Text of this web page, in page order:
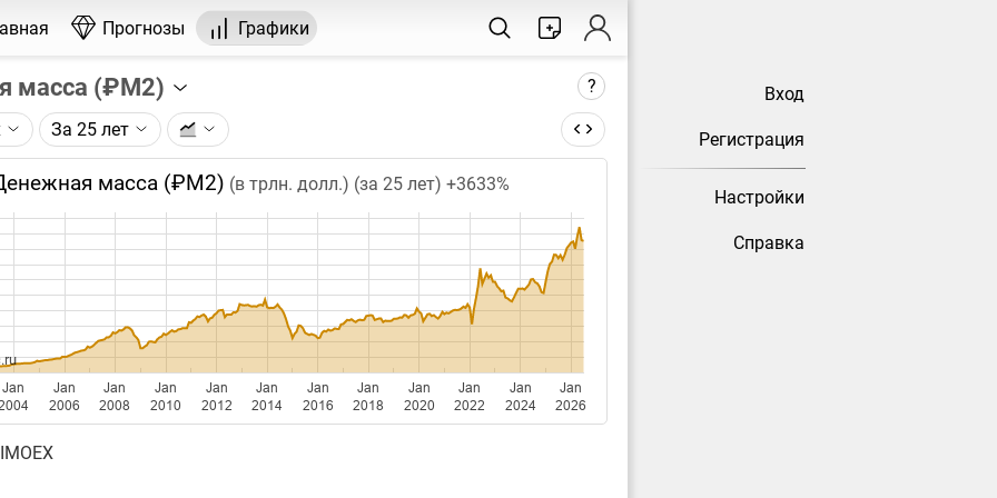
Прогнозы Графики
Вход
Регистрация
Настройки
Справка
масса (₽М2) ?
(агрегат М2) по данным ЦБ РФ.
на графике - значение за месяц. Таймфрейм (месяц) не меняется
глубины графика.
предыдущий месяц (по данным ЦБ) добавляется 6-11 числа
месяца. Точность оценки - более 99%. Официальное значение М2 за
месяц вводится в последний рабочий день следующего месяца.
За 25 лет
масса (₽М2) (в трлн. долл.) (за 25 лет) +3633%
Jan
Jan
2006
Jan
2008
Jan
2010
Jan
2012
Jan
2014
Jan
2016
Jan
2018
Jan
2020
Jan
2022
Jan
2024
Jan
2026